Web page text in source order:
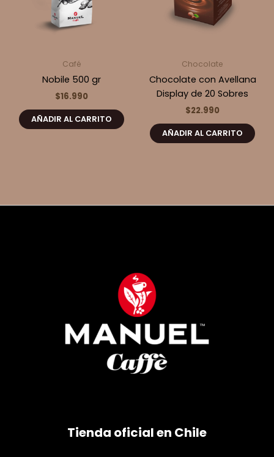
Café
Nobile 500 gr
$16.990
AÑADIR AL CARRITO
Chocolate
Chocolate con Avellana
Display de 20 Sobres
$22.990
AÑADIR AL CARRITO
Tienda oficial en Chile